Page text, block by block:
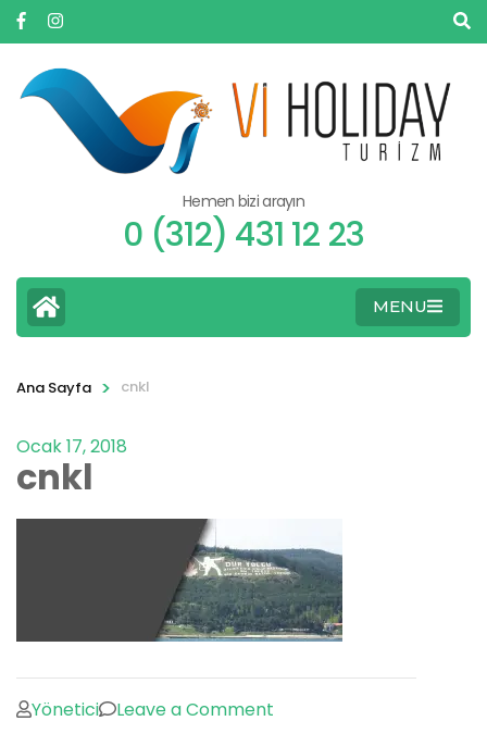
Hemen bizi arayın
0 (312) 431 12 23
MENU
Ana Sayfa > cnkl
Ocak 17, 2018
cnkl
Yönetici Leave a Comment